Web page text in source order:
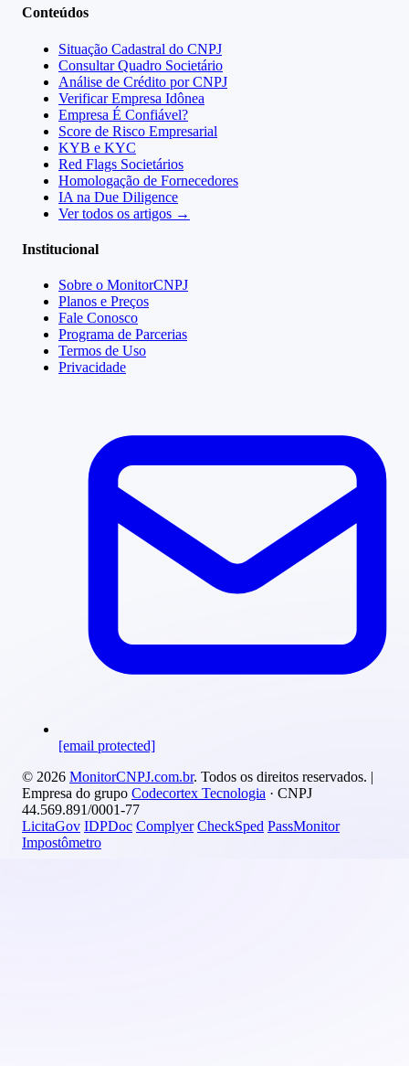
Conteúdos
Situação Cadastral do CNPJ
Consultar Quadro Societário
Análise de Crédito por CNPJ
Verificar Empresa Idônea
Empresa É Confiável?
Score de Risco Empresarial
KYB e KYC
Red Flags Societários
Homologação de Fornecedores
IA na Due Diligence
Ver todos os artigos →
Institucional
Sobre o MonitorCNPJ
Planos e Preços
Fale Conosco
Programa de Parcerias
Termos de Uso
Privacidade
[email protected]
© 2026 MonitorCNPJ.com.br. Todos os direitos reservados. |
Empresa do grupo Codecortex Tecnologia · CNPJ
44.569.891/0001-77
LicitaGov IDPDoc Complyer CheckSped PassMonitor
Impostômetro